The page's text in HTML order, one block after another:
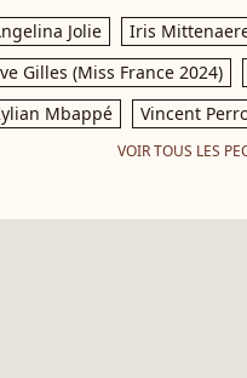
Jolie Iris
Gilles (Miss France 2024)
Mbappé
Vincent
VOIR TOUS LES